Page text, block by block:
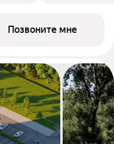
Позвоните мне